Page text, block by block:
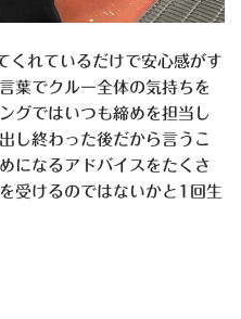
くれているだけで安心感がす
葉でクルー全体の気持ちを
グではいつも締めを担当し
し終わった後だから言うこ
になるアドバイスをたくさ
受けるのではないかと1回生